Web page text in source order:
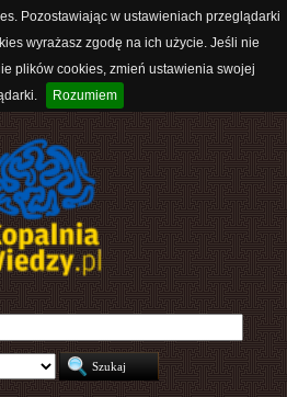
Pozostawiając w ustawieniach przeglądarki
wyrażasz zgodę na ich użycie. Jeśli nie
plików cookies, zmień ustawienia swojej
Rozumiem